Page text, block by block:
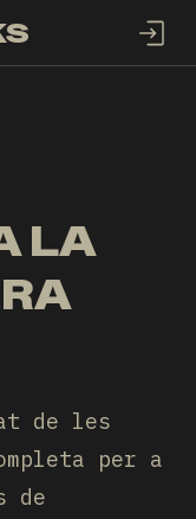
LA
de les
per a
de